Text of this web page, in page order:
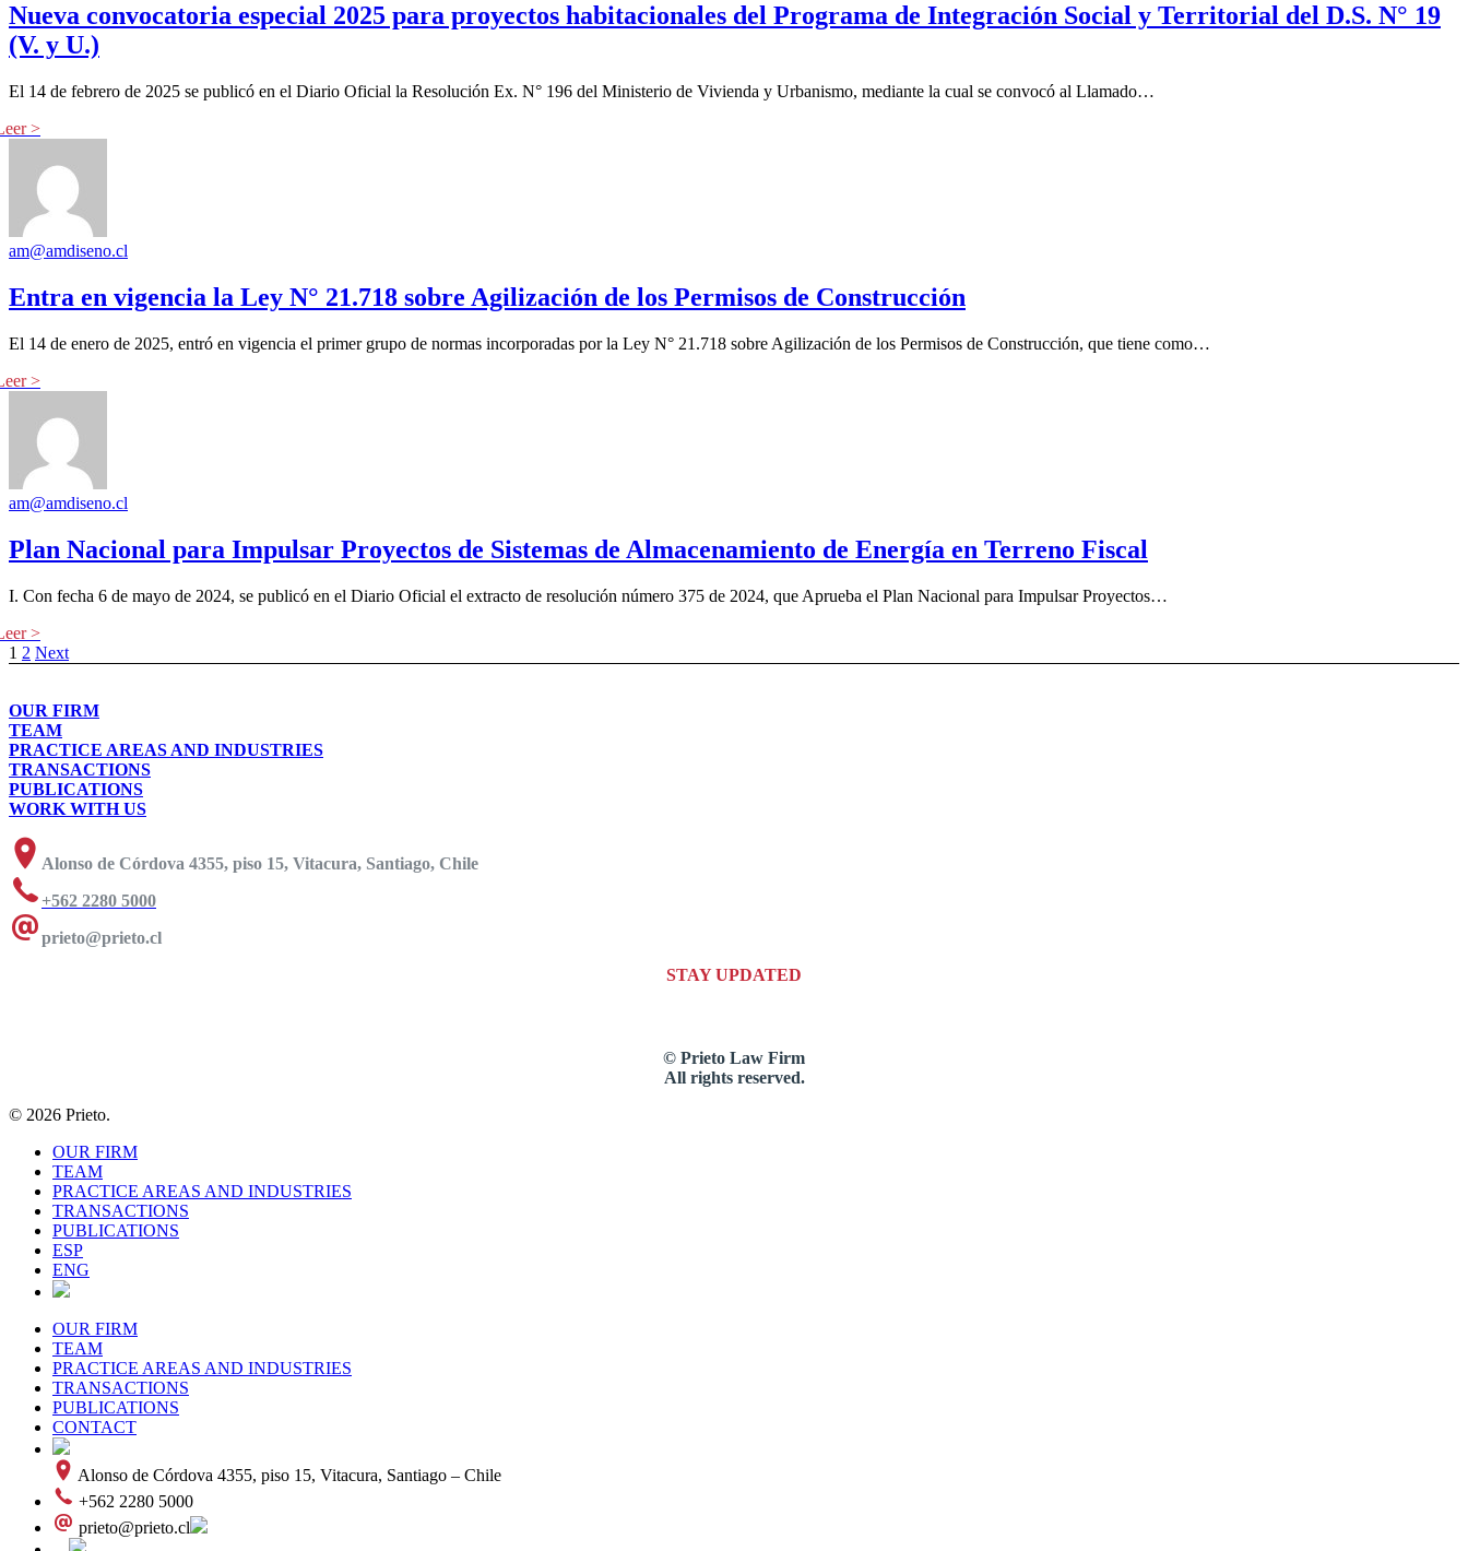
Nueva convocatoria especial 2025 para proyectos habitacionales del Programa de Integración Social y Territorial del D.S. N° 19
(V. y U.)
El 14 de febrero de 2025 se publicó en el Diario Oficial la Resolución Ex. N° 196 del Ministerio de Vivienda y Urbanismo, mediante la cual se convocó al Llamado…
am@amdiseno.cl
Entra en vigencia la Ley N° 21.718 sobre Agilización de los Permisos de Construcción
El 14 de enero de 2025, entró en vigencia el primer grupo de normas incorporadas por la Ley N° 21.718 sobre Agilización de los Permisos de Construcción, que tiene como…
am@amdiseno.cl
Plan Nacional para Impulsar Proyectos de Sistemas de Almacenamiento de Energía en Terreno Fiscal
I. Con fecha 6 de mayo de 2024, se publicó en el Diario Oficial el extracto de resolución número 375 de 2024, que Aprueba el Plan Nacional para Impulsar Proyectos…
1 2 Next
OUR FIRM
TEAM
PRACTICE AREAS AND INDUSTRIES
TRANSACTIONS
PUBLICATIONS
WORK WITH US
Alonso de Córdova 4355, piso 15, Vitacura, Santiago, Chile
+562 2280 5000
prieto@prieto.cl
STAY UPDATED
© Prieto Law Firm
All rights reserved.
© 2026 Prieto.
OUR FIRM
TEAM
PRACTICE AREAS AND INDUSTRIES
TRANSACTIONS
PUBLICATIONS
ESP
ENG
OUR FIRM
TEAM
PRACTICE AREAS AND INDUSTRIES
TRANSACTIONS
PUBLICATIONS
CONTACT
Alonso de Córdova 4355, piso 15, Vitacura, Santiago – Chile
+562 2280 5000
prieto@prieto.cl